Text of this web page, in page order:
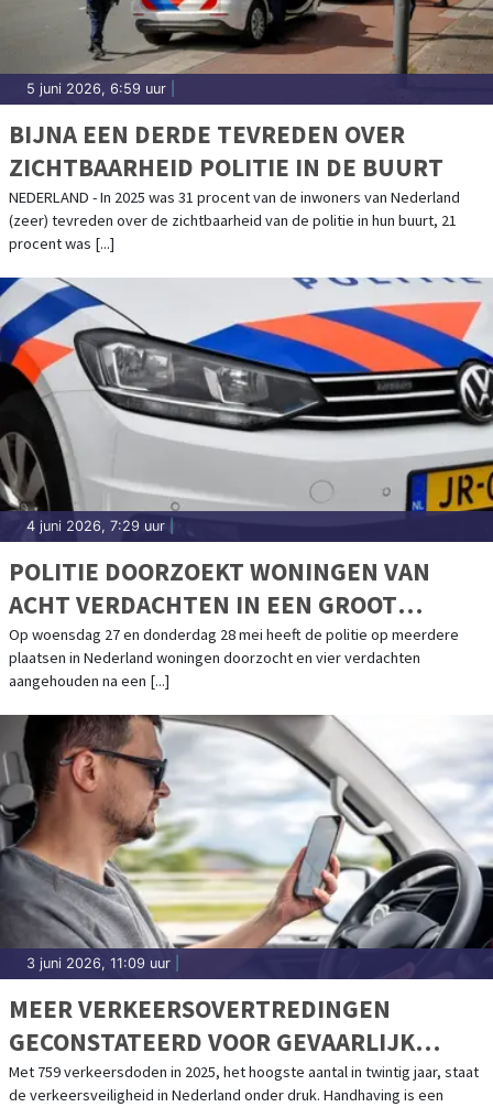
5 juni 2026, 6:59 uur
BIJNA EEN DERDE TEVREDEN OVER
ZICHTBAARHEID POLITIE IN DE BUURT
NEDERLAND - In 2025 was 31 procent van de inwoners van Nederland
(zeer) tevreden over de zichtbaarheid van de politie in hun buurt, 21
procent was [...]
4 juni 2026, 7:29 uur
POLITIE DOORZOEKT WONINGEN VAN
ACHT VERDACHTEN IN EEN GROOT
ONDERZOEK NAAR
DROGEERVERKRACHTINGEN
Op woensdag 27 en donderdag 28 mei heeft de politie op meerdere
plaatsen in Nederland woningen doorzocht en vier verdachten
aangehouden na een [...]
3 juni 2026, 11:09 uur
MEER VERKEERSOVERTREDINGEN
GECONSTATEERD VOOR GEVAARLIJK
RIJGEDRAG
Met 759 verkeersdoden in 2025, het hoogste aantal in twintig jaar, staat
de verkeersveiligheid in Nederland onder druk. Handhaving is een